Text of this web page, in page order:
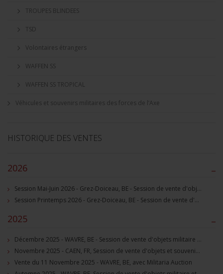
TROUPES BLINDEES
TSD
Volontaires étrangers
WAFFEN SS
WAFFEN SS TROPICAL
Véhicules et souvenirs militaires des forces de l’Axe
HISTORIQUE DES VENTES
–
2026
Session Mai-Juin 2026 - Grez-Doiceau, BE - Session de vente d'objets militaire et souvenirs historiques
Session Printemps 2026 - Grez-Doiceau, BE - Session de vente d'objets militaire et souvenirs historiques
–
2025
Décembre 2025 - WAVRE, BE - Session de vente d'objets militaire et souvenirs historiques
Novembre 2025 - CAEN, FR, Session de vente d'objets et souvenirs militaires
Vente du 11 Novembre 2025 - WAVRE, BE, avec Militaria Auction